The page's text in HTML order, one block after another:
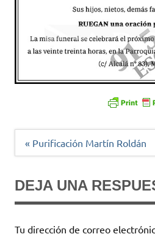
Navegación
« Purificación Martín Roldán
DEJA UNA
Tu dirección de correo